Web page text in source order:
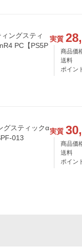
ングスティ
PC【PS5P
実質
商品価
送料
ポイン
グスティックα
013
実質
商品価
送料
ポイン